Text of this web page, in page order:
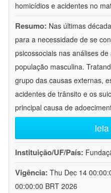
homicídios e acidentes no
Resumo: Nas últimas
para a necessidade de se
psicossociais nas análises
população masculina.
grupo das causas externas,
acidentes de trânsito e os
principal causa de
Instituição/UF/País:
Vigência: Thu Dec 14
00:00:00 BRT 2026